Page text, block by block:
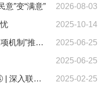
2026-08-03
意”变“满意”
2025-10-14
2025-06-25
巴中市人大常委会建立健全“三项机制”推动实现代表建议“真、好、实”
2025-06-25
2025-02-25
“充分发挥四个作用”系列报道④ | 深入联系群众 做好人民“代言人”